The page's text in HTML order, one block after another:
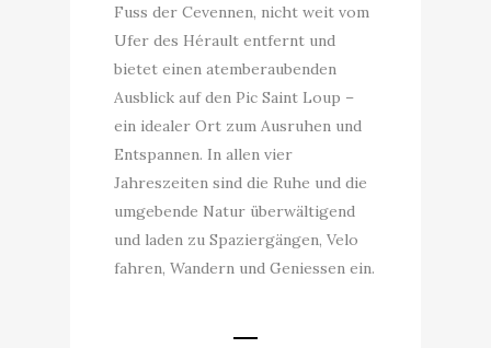
Fuss der Cevennen, nicht weit vom
Ufer des Hérault entfernt und
bietet einen atemberaubenden
Ausblick auf den Pic Saint Loup –
ein idealer Ort zum Ausruhen und
Entspannen. In allen vier
Jahreszeiten sind die Ruhe und die
umgebende Natur überwältigend
und laden zu Spaziergängen, Velo
fahren, Wandern und Geniessen ein.